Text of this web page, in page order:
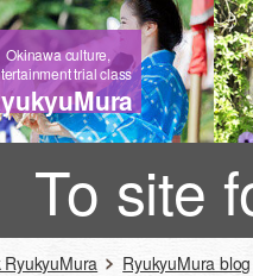
Okinawa culture,
trial class
To site
RyukyuMura blog